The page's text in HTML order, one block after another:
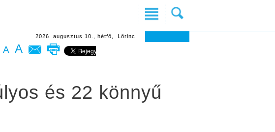
2026. augusztus 10., hétfő, Lőrinc
A A
és 22 könnyű